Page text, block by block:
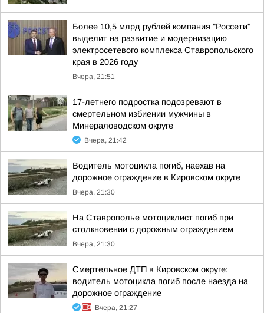
Более 10,5 млрд рублей компания "Россети"
выделит на развитие и модернизацию
электросетевого комплекса Ставропольского
края в 2026 году
Вчера, 21:51
17-летнего подростка подозревают в
смертельном избиении мужчины в
Минераловодском округе
Вчера, 21:42
Водитель мотоцикла погиб, наехав на
дорожное ограждение в Кировском округе
Вчера, 21:30
На Ставрополье мотоциклист погиб при
столкновении с дорожным ограждением
Вчера, 21:30
Смертельное ДТП в Кировском округе:
водитель мотоцикла погиб после наезда на
дорожное ограждение
Вчера, 21:27